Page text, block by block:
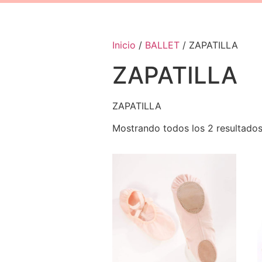
Inicio / BALLET / ZAPATILLA
ZAPATILLA
ZAPATILLA
Mostrando todos los 2 resultados